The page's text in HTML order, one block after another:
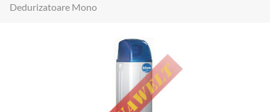
Dedurizatoare Mono